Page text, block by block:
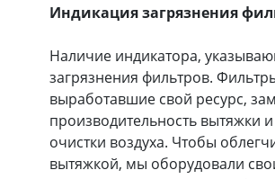
Индикация загрязнения
Наличие индикатора,
загрязнения фильтров.
выработавшие свой ресурс,
производительность вытяжки
очистки воздуха. Чтобы
вытяжкой, мы оборудовали